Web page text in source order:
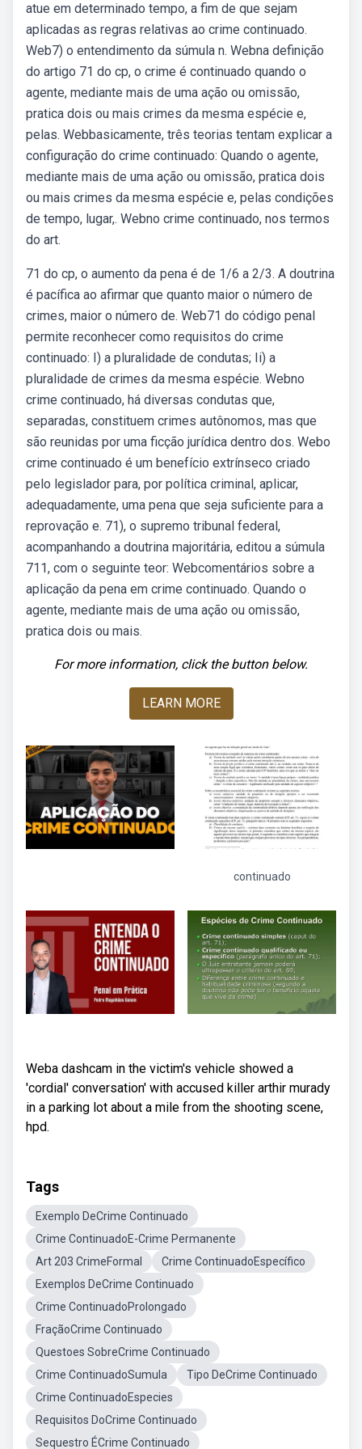
atue em determinado tempo, a fim de que sejam
aplicadas as regras relativas ao crime continuado.
Web7) o entendimento da súmula n. Webna definição
do artigo 71 do cp, o crime é continuado quando o
agente, mediante mais de uma ação ou omissão,
pratica dois ou mais crimes da mesma espécie e,
pelas. Webbasicamente, três teorias tentam explicar a
configuração do crime continuado: Quando o agente,
mediante mais de uma ação ou omissão, pratica dois
ou mais crimes da mesma espécie e, pelas condições
de tempo, lugar,. Webno crime continuado, nos termos
do art.
71 do cp, o aumento da pena é de 1/6 a 2/3. A doutrina
é pacífica ao afirmar que quanto maior o número de
crimes, maior o número de. Web71 do código penal
permite reconhecer como requisitos do crime
continuado: I) a pluralidade de condutas; Ii) a
pluralidade de crimes da mesma espécie. Webno
crime continuado, há diversas condutas que,
separadas, constituem crimes autônomos, mas que
são reunidas por uma ficção jurídica dentro dos. Webo
crime continuado é um benefício extrínseco criado
pelo legislador para, por política criminal, aplicar,
adequadamente, uma pena que seja suficiente para a
reprovação e. 71), o supremo tribunal federal,
acompanhando a doutrina majoritária, editou a súmula
711, com o seguinte teor: Webcomentários sobre a
aplicação da pena em crime continuado. Quando o
agente, mediante mais de uma ação ou omissão,
pratica dois ou mais.
For more information, click the button below.
LEARN MORE
continuado
Weba dashcam in the victim's vehicle showed a
'cordial' conversation' with accused killer arthir murady
in a parking lot about a mile from the shooting scene,
hpd.
Tags
Exemplo DeCrime Continuado
Crime ContinuadoE-Crime Permanente
Art 203 CrimeFormal
Crime ContinuadoEspecífico
Exemplos DeCrime Continuado
Crime ContinuadoProlongado
FraçãoCrime Continuado
Questoes SobreCrime Continuado
Crime ContinuadoSumula
Tipo DeCrime Continuado
Crime ContinuadoEspecies
Requisitos DoCrime Continuado
Sequestro ÉCrime Continuado